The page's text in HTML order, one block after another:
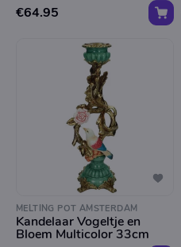
€64.95
MELTING POT AMSTERDAM
Kandelaar Vogeltje en
Bloem Multicolor 33cm